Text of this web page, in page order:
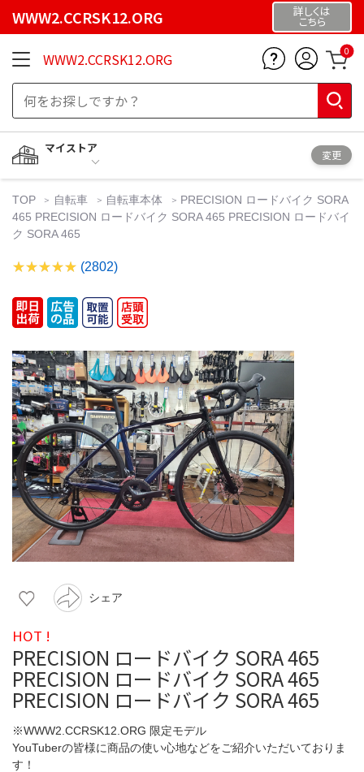
WWW2.CCRSK12.ORG 詳しくは
こちら
WWW2.CCRSK12.ORG 0
マイストア
変更
TOP 自転車 自転車本体
PRECISION ロードバイク SORA
465 PRECISION ロードバイク SORA 465 PRECISION ロードバイ
ク SORA 465
(2802)
シェア
HOT !
PRECISION ロードバイク SORA 465
PRECISION ロードバイク SORA 465
PRECISION ロードバイク SORA 465
※WWW2.CCRSK12.ORG 限定モデル
YouTuberの皆様に商品の使い心地などをご紹介いただいておりま
す！